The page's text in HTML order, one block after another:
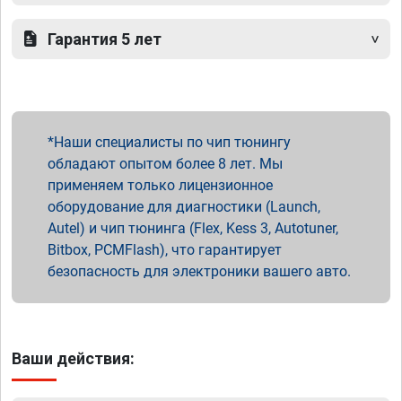
Гарантия 5 лет
Наши специалисты по чип тюнингу
обладают опытом более 8 лет. Мы
применяем только лицензионное
оборудование для диагностики (Launch,
Autel) и чип тюнинга (Flex, Kess 3, Autotuner,
Bitbox, PCMFlash), что гарантирует
безопасность для электроники вашего авто.
Ваши действия: